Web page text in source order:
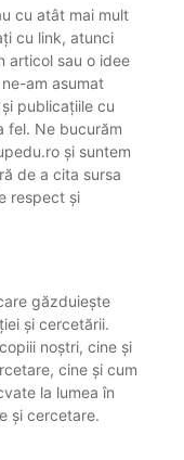
cu atât mai mult
cu link, atunci
articol sau o idee
am asumat
publicațiile cu
fel. Ne bucurăm
și suntem
de a cita sursa
respect și
găzduiește
și cercetării.
noștri, cine și
cine și cum
la lumea în
și cercetare.